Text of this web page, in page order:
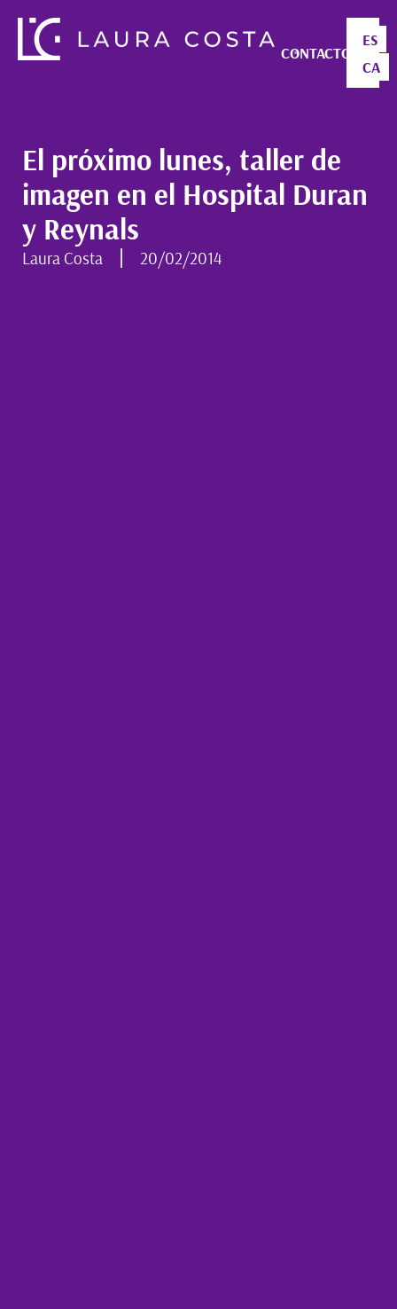
CONTACTO
ES
CA
El próximo lunes, taller de
imagen en el Hospital Duran
y Reynals
Laura Costa 20/02/2014